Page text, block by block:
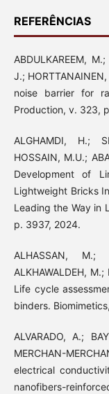
REFERÊNCIAS
ABDULKAREEM,
J.;
noise barrier for
Production, v. 323,
ALGHAMDI, H.;
HOSSAIN, M.U.;
Development of
Lightweight Bricks
Leading the Way in
p. 3937, 2024.
ALHASSAN, M.;
ALKHAWALDEH, M.;
Life cycle
binders.
ALVARADO, A.;
MERCHAN-
electrical
nanofibers-